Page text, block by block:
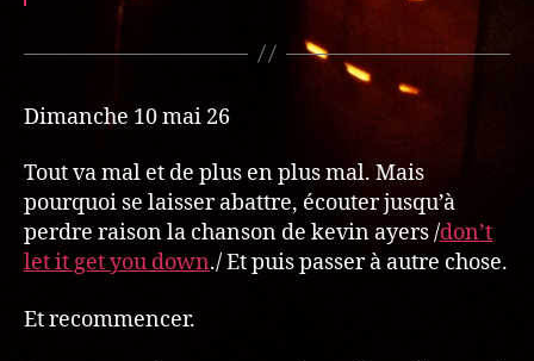
Dimanche 10 mai 26
Tout va mal et de plus en plus mal. Mais
pourquoi se laisser abattre, écouter jusqu’à
perdre raison la chanson de kevin ayers /don’t
let it get you down./ Et puis passer à autre chose.
Et recommencer.